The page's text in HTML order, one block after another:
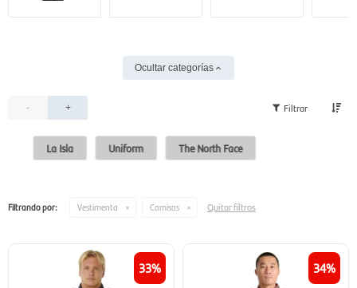
Ocultar categorías
- +
La Isla Uniform The North Face
Filtrando por: Vestimenta Camisas Quitar filtros
33 34